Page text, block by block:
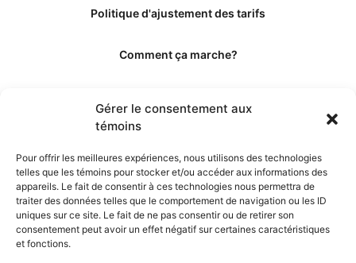
Gérer le consentement aux
témoins
Pour offrir les meilleures expériences, nous utilisons des technologies
telles que les témoins pour stocker et/ou accéder aux informations des
appareils. Le fait de consentir à ces technologies nous permettra de
traiter des données telles que le comportement de navigation ou les ID
uniques sur ce site. Le fait de ne pas consentir ou de retirer son
consentement peut avoir un effet négatif sur certaines caractéristiques
et fonctions.
Politique d'ajustement des tarifs
Comment ça marche?
Les éditeurs
Les experts et collaborateurs